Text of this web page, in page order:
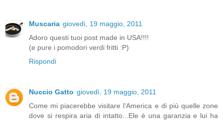
Muscaria giovedì, 19 maggio, 2011
Adoro questi tuoi post made in USA!!!!
(e pure i pomodori verdi fritti :P)
Rispondi
Nuccio Gatto giovedì, 19 maggio, 2011
Come mi piacerebbe visitare l'America e di più quelle zone
dove si respira aria di intatto...Ele è una garanzia e lui ha